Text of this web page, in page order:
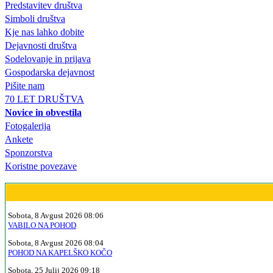
Predstavitev društva
Simboli društva
Kje nas lahko dobite
Dejavnosti društva
Sodelovanje in prijava
Gospodarska dejavnost
Pišite nam
70 LET DRUŠTVA
Novice in obvestila
Fotogalerija
Ankete
Sponzorstva
Koristne povezave
Sobota, 8 Avgust 2026 08:06
VABILO NA POHOD
Sobota, 8 Avgust 2026 08:04
POHOD NA KAPELŠKO KOČO
Sobota, 25 Julij 2026 09:18